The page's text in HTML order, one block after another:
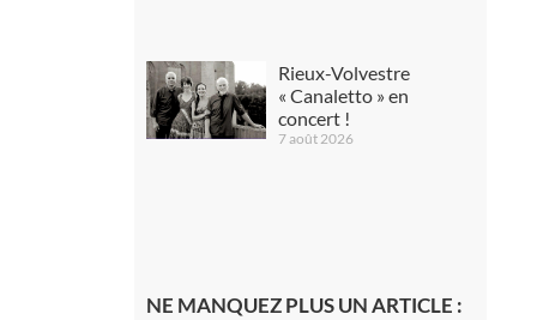
Rieux-Volvestre
« Canaletto » en
concert !
7 août 2026
NE MANQUEZ PLUS UN ARTICLE :